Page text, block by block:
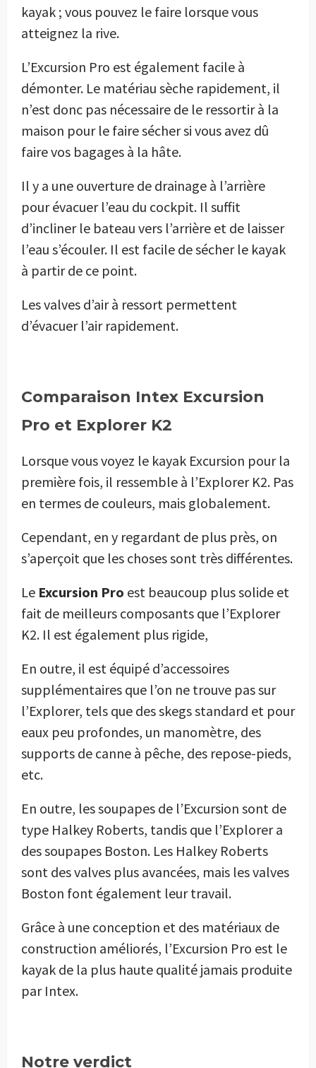
kayak ; vous pouvez le faire lorsque vous
atteignez la rive.
L’Excursion Pro est également facile à
démonter. Le matériau sèche rapidement, il
n’est donc pas nécessaire de le ressortir à la
maison pour le faire sécher si vous avez dû
faire vos bagages à la hâte.
Il y a une ouverture de drainage à l’arrière
pour évacuer l’eau du cockpit. Il suffit
d’incliner le bateau vers l’arrière et de laisser
l’eau s’écouler. Il est facile de sécher le kayak
à partir de ce point.
Les valves d’air à ressort permettent
d’évacuer l’air rapidement.
Comparaison Intex Excursion
Pro et Explorer K2
Lorsque vous voyez le kayak Excursion pour la
première fois, il ressemble à l’Explorer K2. Pas
en termes de couleurs, mais globalement.
Cependant, en y regardant de plus près, on
s’aperçoit que les choses sont très différentes.
Le Excursion Pro est beaucoup plus solide et
fait de meilleurs composants que l’Explorer
K2. Il est également plus rigide,
En outre, il est équipé d’accessoires
supplémentaires que l’on ne trouve pas sur
l’Explorer, tels que des skegs standard et pour
eaux peu profondes, un manomètre, des
supports de canne à pêche, des repose-pieds,
etc.
En outre, les soupapes de l’Excursion sont de
type Halkey Roberts, tandis que l’Explorer a
des soupapes Boston. Les Halkey Roberts
sont des valves plus avancées, mais les valves
Boston font également leur travail.
Grâce à une conception et des matériaux de
construction améliorés, l’Excursion Pro est le
kayak de la plus haute qualité jamais produite
par Intex.
Notre verdict